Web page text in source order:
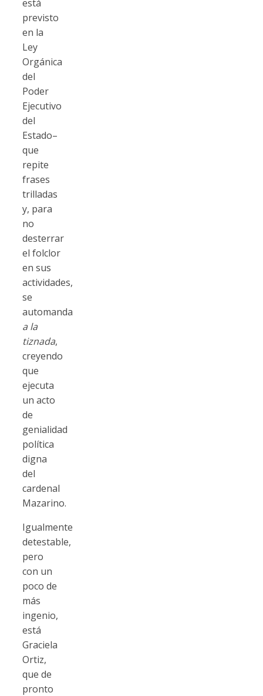
está
previsto
en la
Ley
Orgánica
del
Poder
Ejecutivo
del
Estado–
que
repite
frases
trilladas
y, para
no
desterrar
el folclor
en sus
actividades,
se
automanda
a la
tiznada,
creyendo
que
ejecuta
un acto
de
genialidad
política
digna
del
cardenal
Mazarino.
Igualmente
detestable,
pero
con un
poco de
más
ingenio,
está
Graciela
Ortiz,
que de
pronto